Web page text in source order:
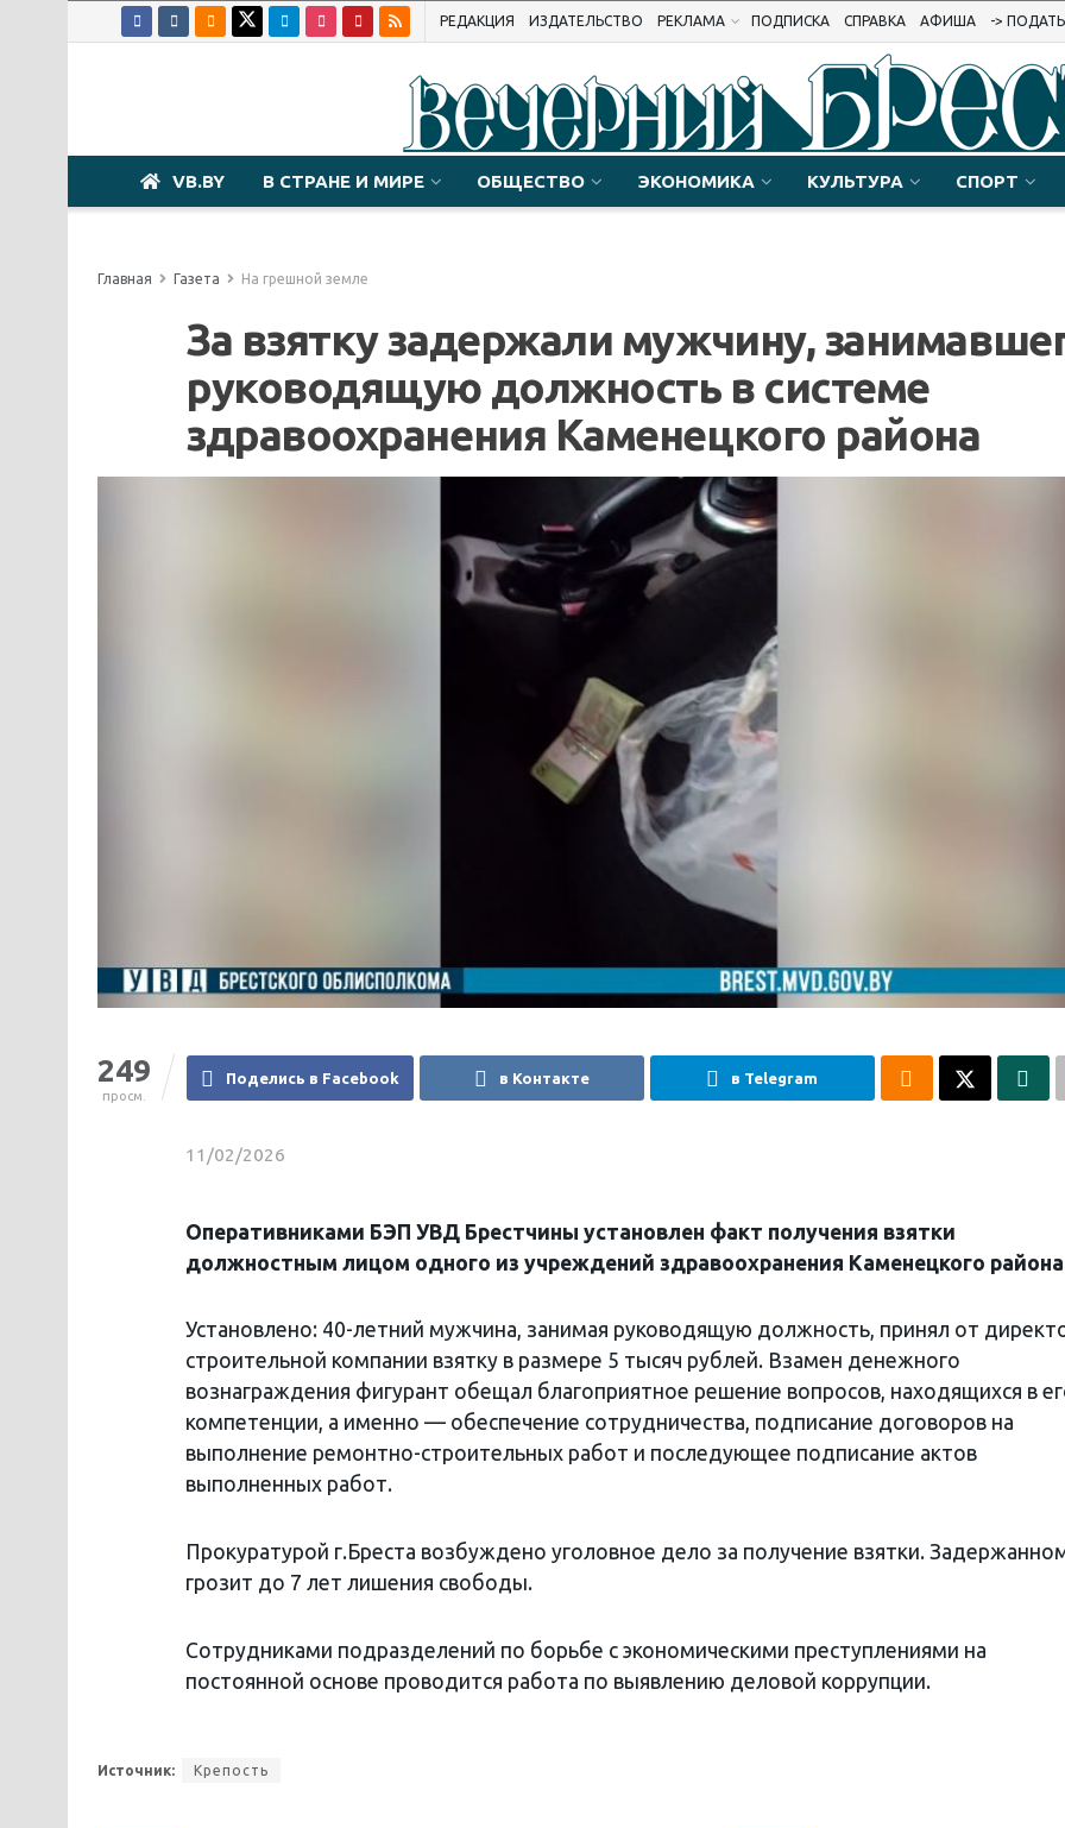
РЕДАКЦИЯ ИЗДАТЕЛЬСТВО РЕКЛАМА ПОДПИСКА СПРАВКА АФИША ->
VB.BY В СТРАНЕ И МИРЕ ОБЩЕСТВО ЭКОНОМИКА КУЛЬТУРА СПОРТ
Главная Газета На грешной земле
За взятку задержали мужчину,
руководящую должность в системе
здравоохранения Каменецкого района
249
просм.
Поделись в Facebook в Контакте в Telegram
11/02/2026
Оперативниками БЭП УВД Брестчины установлен факт получения взятки
должностным лицом одного из учреждений здравоохранения Каменецкого
Установлено: 40-летний мужчина, занимая руководящую должность, принял от
строительной компании взятку в размере 5 тысяч рублей. Взамен денежного
вознаграждения фигурант обещал благоприятное решение вопросов, находящихся в
компетенции, а именно — обеспечение сотрудничества, подписание договоров на
выполнение ремонтно-строительных работ и последующее подписание актов
выполненных работ.
Прокуратурой г.Бреста возбуждено уголовное дело за получение взятки.
грозит до 7 лет лишения свободы.
Сотрудниками подразделений по борьбе с экономическими преступлениями на
постоянной основе проводится работа по выявлению деловой коррупции.
Источник: Крепость